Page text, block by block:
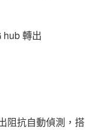
hub 轉出
阻抗自動偵測，搭